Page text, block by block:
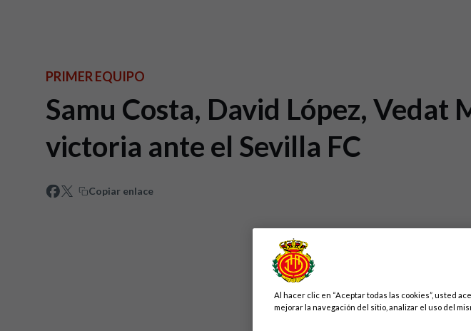
PRIMER EQUIPO
Samu Costa, David López,
victoria ante el Sevilla FC
Copiar enlace
Al hacer clic en “Aceptar todas las cookies”, usted
mejorar la navegación del sitio, analizar el uso del